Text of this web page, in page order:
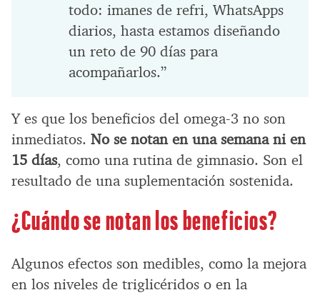
todo: imanes de refri, WhatsApps
diarios, hasta estamos diseñando
un reto de 90 días para
acompañarlos.”
Y es que los beneficios del omega-3 no son
inmediatos. No se notan en una semana ni en
15 días, como una rutina de gimnasio. Son el
resultado de una suplementación sostenida.
¿Cuándo se notan los beneficios?
Algunos efectos son medibles, como la mejora
en los niveles de triglicéridos o en la